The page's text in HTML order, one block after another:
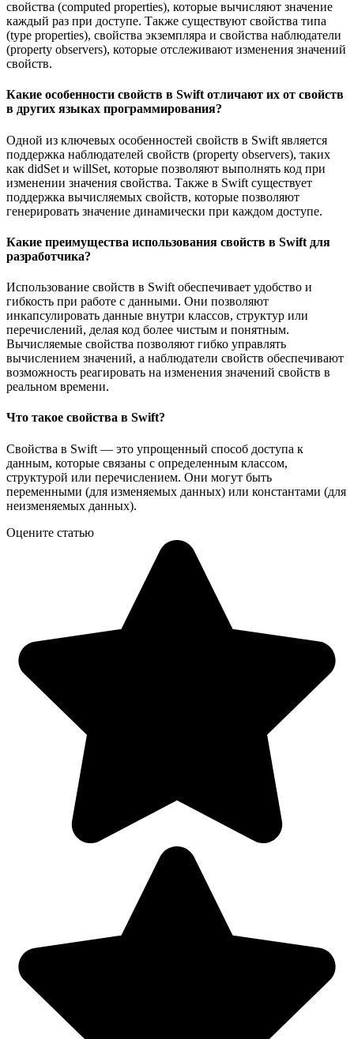
свойства (computed properties), которые вычисляют значение
каждый раз при доступе. Также существуют свойства типа
(type properties), свойства экземпляра и свойства наблюдатели
(property observers), которые отслеживают изменения значений
свойств.
Какие особенности свойств в Swift отличают их от свойств
в других языках программирования?
Одной из ключевых особенностей свойств в Swift является
поддержка наблюдателей свойств (property observers), таких
как didSet и willSet, которые позволяют выполнять код при
изменении значения свойства. Также в Swift существует
поддержка вычисляемых свойств, которые позволяют
генерировать значение динамически при каждом доступе.
Какие преимущества использования свойств в Swift для
разработчика?
Использование свойств в Swift обеспечивает удобство и
гибкость при работе с данными. Они позволяют
инкапсулировать данные внутри классов, структур или
перечислений, делая код более чистым и понятным.
Вычисляемые свойства позволяют гибко управлять
вычислением значений, а наблюдатели свойств обеспечивают
возможность реагировать на изменения значений свойств в
реальном времени.
Что такое свойства в Swift?
Свойства в Swift — это упрощенный способ доступа к
данным, которые связаны с определенным классом,
структурой или перечислением. Они могут быть
переменными (для изменяемых данных) или константами (для
неизменяемых данных).
Оцените статью